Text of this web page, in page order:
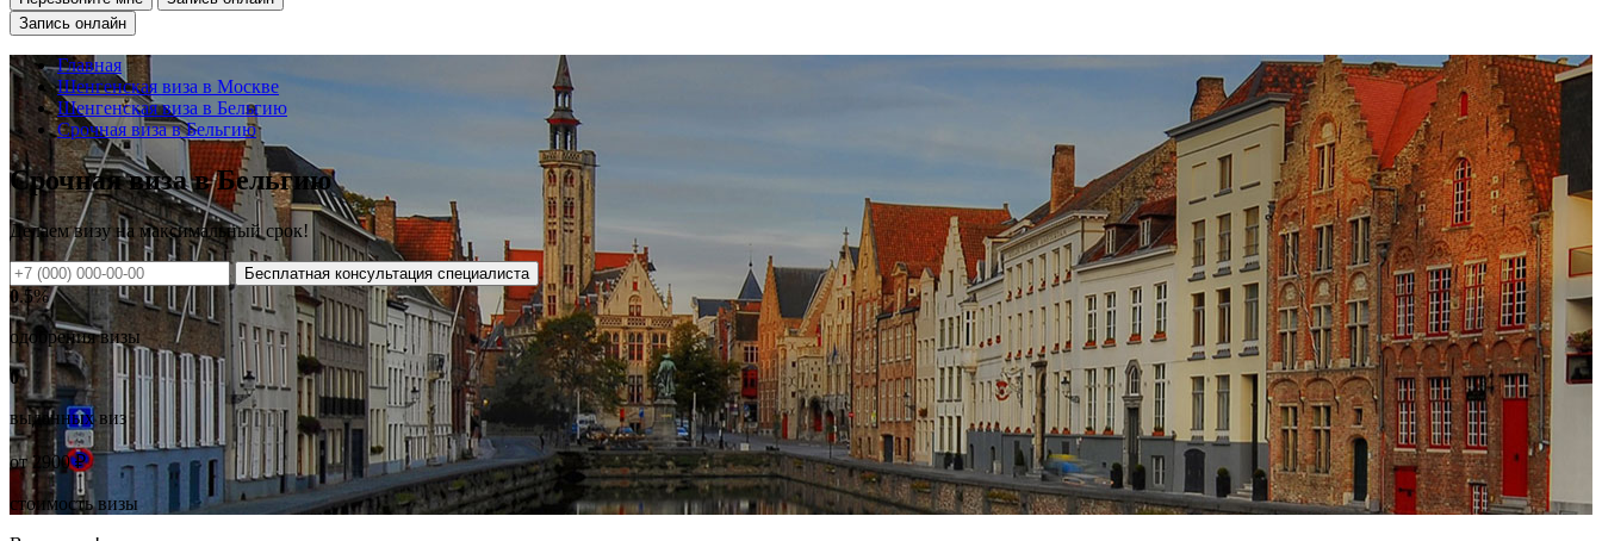
Запись онлайн
Главная
Шенгенская виза в Москве
Шенгенская виза в Бельгию
Срочная виза в Бельгию
Срочная виза в Бельгию
Делаем визу намаксимальныйсрок!
Бесплатная консультация специалиста
0.5%
одобрения визы
0
выданных виз
от2900₽
стоимость визы